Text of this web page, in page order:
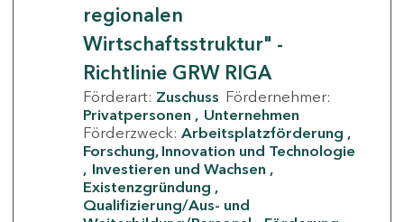
regionalen
Wirtschaftsstruktur" -
Richtlinie GRW RIGA
Förderart: Zuschuss Fördernehmer:
Privatpersonen
Unternehmen
Förderzweck: Arbeitsplatzförderung
Forschung, Innovation und Technologie
Investieren und Wachsen
Existenzgründung
Qualifizierung/Aus- und